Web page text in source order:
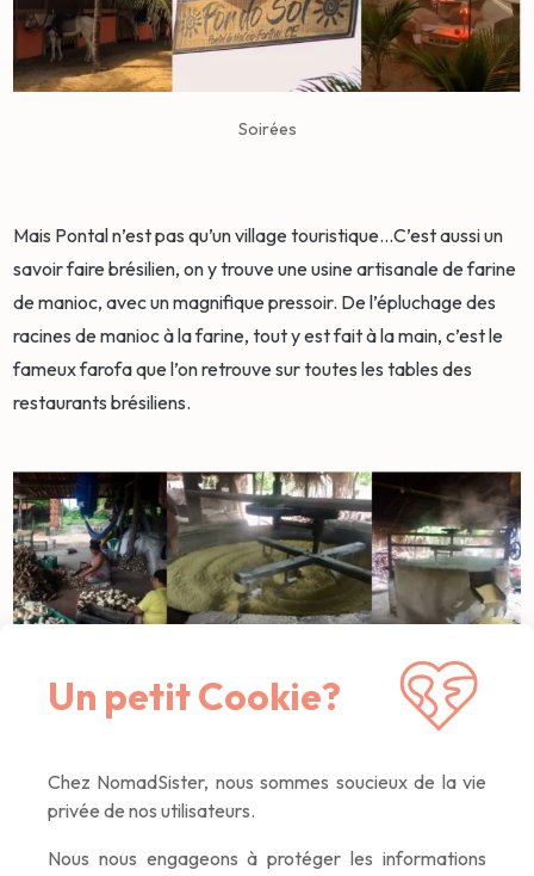
Un petit Cookie?
Chez NomadSister, nous sommes soucieux de la vie
privée de nos utilisateurs.
Nous nous engageons à protéger les informations
Soirées
Mais Pontal n’est pas qu’un village touristique…C’est aussi un
savoir faire brésilien, on y trouve une usine artisanale de farine
de manioc, avec un magnifique pressoir. De l’épluchage des
racines de manioc à la farine, tout y est fait à la main, c’est le
fameux farofa que l’on retrouve sur toutes les tables des
restaurants brésiliens.
Farine de manioc
Et si vous êtes un peu curieux, vous pourrez même tomber sur